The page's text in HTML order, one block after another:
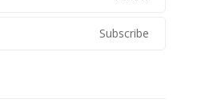
Subscribe